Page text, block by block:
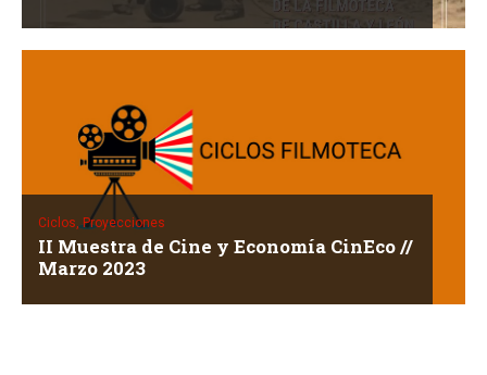
Ciclos,Proyecciones
II Muestra de Cine y Economía CinEco //
Marzo 2023